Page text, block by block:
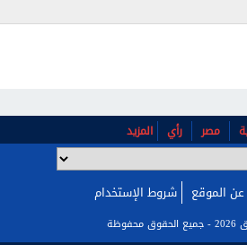
مصر رأي المزيد
عن الموقع شروط الإستخدام